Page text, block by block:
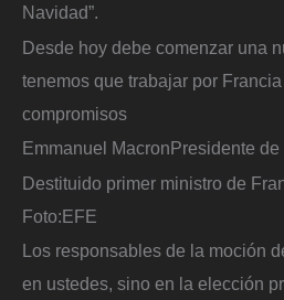
Navidad”.
Desde hoy debe comenzar una
tenemos que trabajar por
compromisos
Emmanuel MacronPresidente de
Destituido primer ministro de
Foto:EFE
Los responsables de la moción
en ustedes, sino en la elección